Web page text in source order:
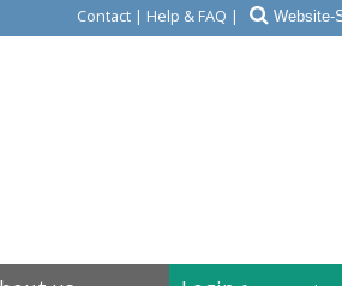
Contact | Help & FAQ |